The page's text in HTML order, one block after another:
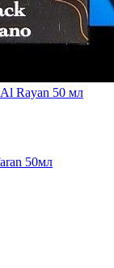
Rayan 50 мл
50мл